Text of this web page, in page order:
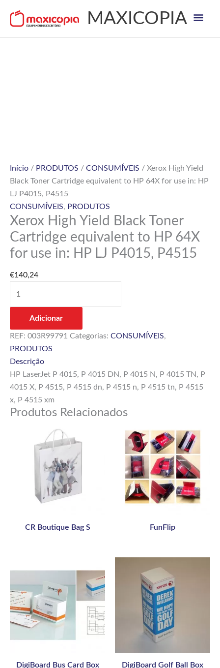
MAXICOPIA
Início / PRODUTOS / CONSUMÍVEIS / Xerox High Yield
Black Toner Cartridge equivalent to HP 64X for use in: HP
LJ P4015, P4515
CONSUMÍVEIS, PRODUTOS
Xerox High Yield Black Toner
Cartridge equivalent to HP 64X
for use in: HP LJ P4015, P4515
€140,24
Cartridge
equivalent
to
HP
64X
use
in:
LJ
P4015,
P4515
Adicionar
REF: 003R99791 Categorias: CONSUMÍVEIS,
PRODUTOS
Descrição
HP LaserJet P 4015, P 4015 DN, P 4015 N, P 4015 TN, P
4015 X, P 4515, P 4515 dn, P 4515 n, P 4515 tn, P 4515
x, P 4515 xm
Produtos Relacionados
CR Boutique Bag S FunFlip
DigiBoard Bus Card Box DigiBoard Golf Ball Box